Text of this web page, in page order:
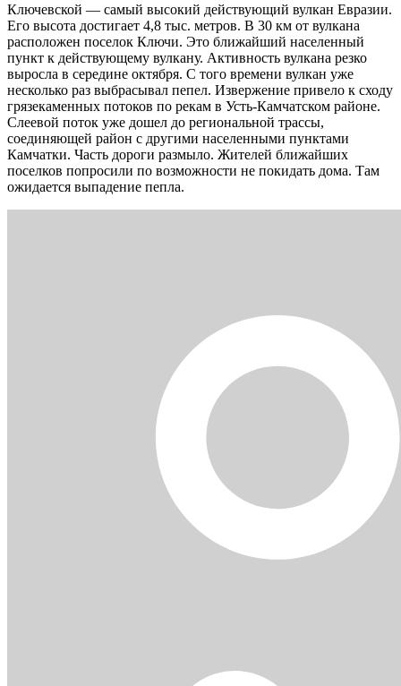
Ключевской — самый высокий действующий вулкан Евразии.
Его высота достигает 4,8 тыс. метров. В 30 км от вулкана
расположен поселок Ключи. Это ближайший населенный
пункт к действующему вулкану. Активность вулкана резко
выросла в середине октября. С того времени вулкан уже
несколько раз выбрасывал пепел. Извержение привело к сходу
грязекаменных потоков по рекам в Усть-Камчатском районе.
Слеевой поток уже дошел до региональной трассы,
соединяющей район с другими населенными пунктами
Камчатки. Часть дороги размыло. Жителей ближайших
поселков попросили по возможности не покидать дома. Там
ожидается выпадение пепла.